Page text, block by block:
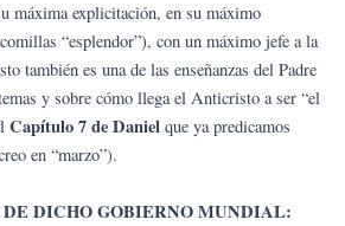
máxima explicitación, en su máximo
“esplendor”), con un máximo jefe a la
también es una de las enseñanzas del Padre
y sobre cómo llega el Anticristo a ser “el
Capítulo 7 de Daniel que ya predicamos
en “marzo”).
DE DICHO GOBIERNO MUNDIAL: